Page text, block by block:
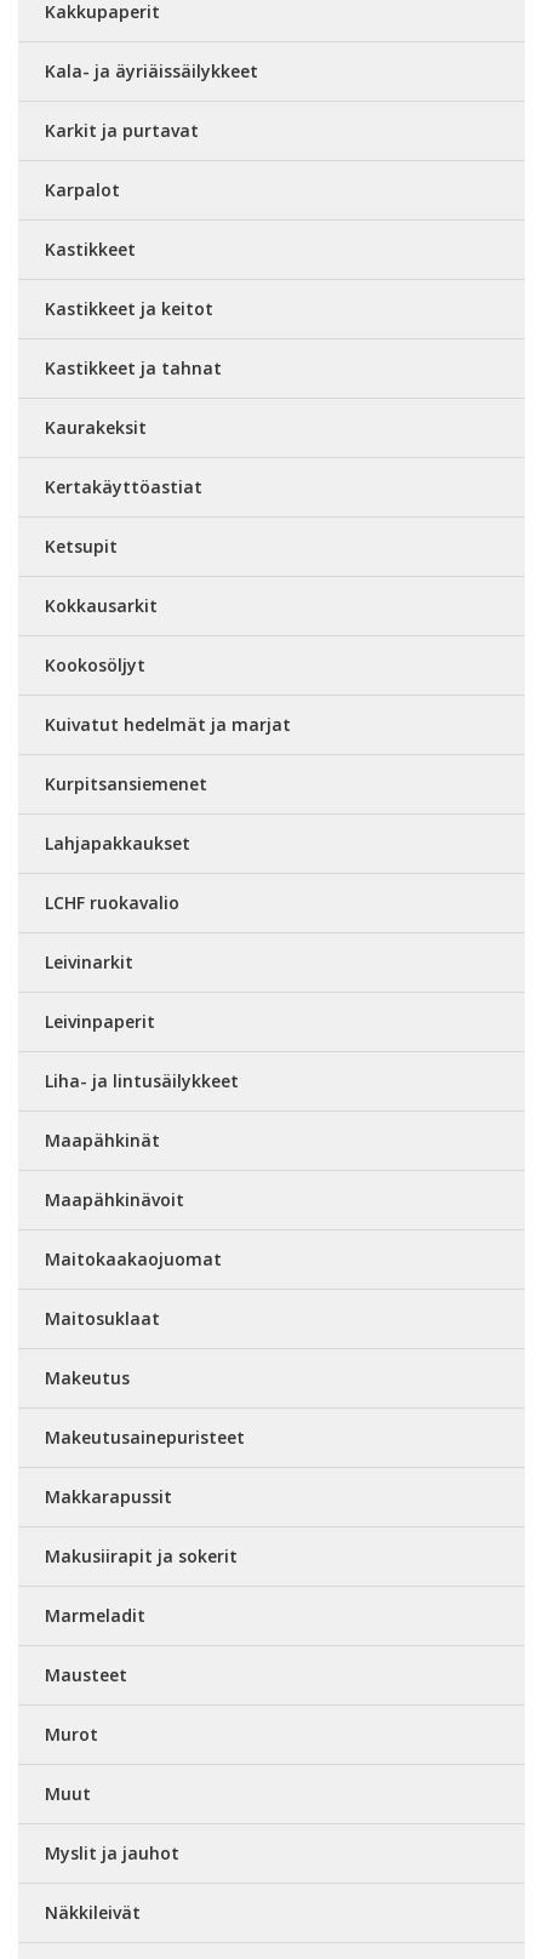
Kakkupaperit
Kala- ja äyriäissäilykkeet
Karkit ja purtavat
Karpalot
Kastikkeet
Kastikkeet ja keitot
Kastikkeet ja tahnat
Kaurakeksit
Kertakäyttöastiat
Ketsupit
Kokkausarkit
Kookosöljyt
Kuivatut hedelmät ja marjat
Kurpitsansiemenet
Lahjapakkaukset
LCHF ruokavalio
Leivinarkit
Leivinpaperit
Liha- ja lintusäilykkeet
Maapähkinät
Maapähkinävoit
Maitokaakaojuomat
Maitosuklaat
Makeutus
Makeutusainepuristeet
Makkarapussit
Makusiirapit ja sokerit
Marmeladit
Mausteet
Murot
Muut
Myslit ja jauhot
Näkkileivät